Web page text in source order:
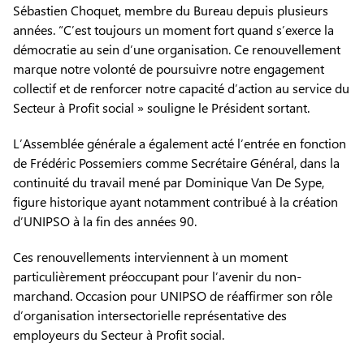
Sébastien Choquet, membre du Bureau depuis plusieurs
années. “C’est toujours un moment fort quand s’exerce la
démocratie au sein d’une organisation. Ce renouvellement
marque notre volonté de poursuivre notre engagement
collectif et de renforcer notre capacité d’action au service du
Secteur à Profit social » souligne le Président sortant.
L’Assemblée générale a également acté l’entrée en fonction
de Frédéric Possemiers comme Secrétaire Général, dans la
continuité du travail mené par Dominique Van De Sype,
figure historique ayant notamment contribué à la création
d’UNIPSO à la fin des années 90.
Ces renouvellements interviennent à un moment
particulièrement préoccupant pour l’avenir du non-
marchand. Occasion pour UNIPSO de réaffirmer son rôle
d’organisation intersectorielle représentative des
employeurs du Secteur à Profit social.